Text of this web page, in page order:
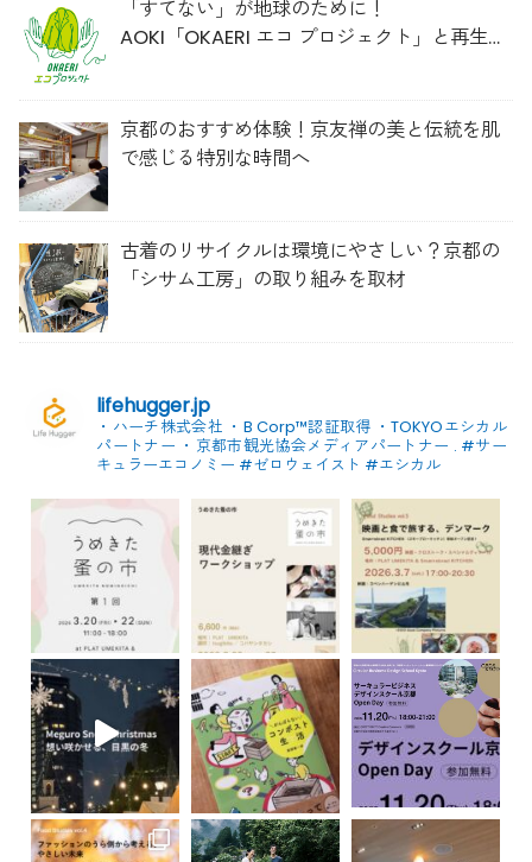
「すてない」が地球のために！
AOKI「OKAERI エコ プロジェクト」と再生ウ
京都のおすすめ体験！京友禅の美と伝統を肌
で感じる特別な時間へ
古着のリサイクルは環境にやさしい？京都の
「シサム工房」の取り組みを取材
lifehugger.jp
・ハーチ株式会社 ・B Corp™認証取得 ・TOKYOエシカル
パートナー ・京都市観光協会メディアパートナー . #サー
キュラーエコノミー #ゼロウェイスト #エシカル